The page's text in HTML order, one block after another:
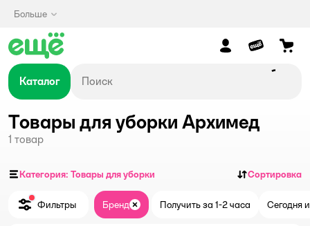
Больше
Каталог
Товары для уборки Архимед
1 товар
Категория: Товары для уборки Сортировка
Фильтры Бренд ЗакрытьПолучить за 1-2 часа Сегодня